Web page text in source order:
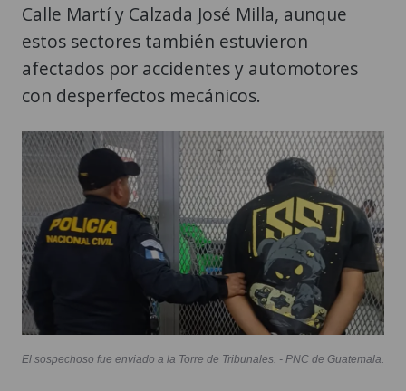
Calle Martí y Calzada José Milla, aunque
estos sectores también estuvieron
afectados por accidentes y automotores
con desperfectos mecánicos.
El sospechoso fue enviado a la Torre de Tribunales. - PNC de Guatemala.